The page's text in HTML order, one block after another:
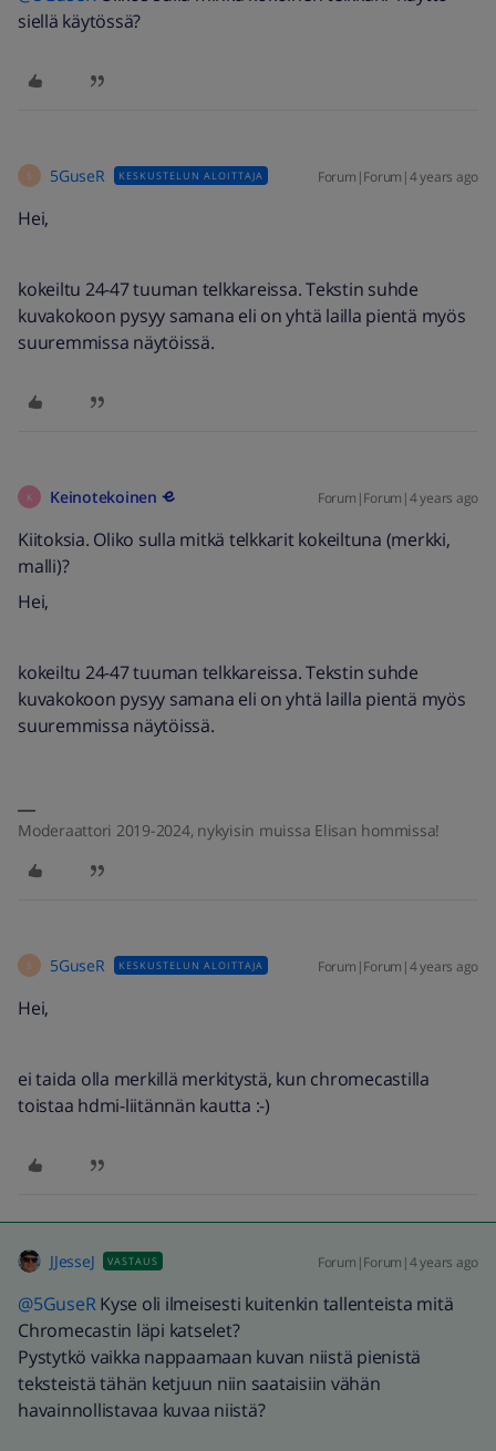
siellä käytössä?
5 5GuseR KESKUSTELUN ALOITTAJA Forum|Forum|4 years ago
Hei,
kokeiltu 24-47 tuuman telkkareissa. Tekstin suhde
kuvakokoon pysyy samana eli on yhtä lailla pientä myös
suuremmissa näytöissä.
K Keinotekoinen Forum|Forum|4 years ago
Kiitoksia. Oliko sulla mitkä telkkarit kokeiltuna (merkki,
malli)?
Hei,
kokeiltu 24-47 tuuman telkkareissa. Tekstin suhde
kuvakokoon pysyy samana eli on yhtä lailla pientä myös
suuremmissa näytöissä.
Moderaattori 2019-2024, nykyisin muissa Elisan hommissa!
5 5GuseR KESKUSTELUN ALOITTAJA Forum|Forum|4 years ago
Hei,
ei taida olla merkillä merkitystä, kun chromecastilla
toistaa hdmi-liitännän kautta :-)
JJesseJ VASTAUS Forum|Forum|4 years ago
@5GuseRKyse oli ilmeisesti kuitenkin tallenteista mitä
Chromecastin läpi katselet?
Pystytkö vaikka nappaamaan kuvan niistä pienistä
teksteistä tähän ketjuun niin saataisiin vähän
havainnollistavaa kuvaa niistä?